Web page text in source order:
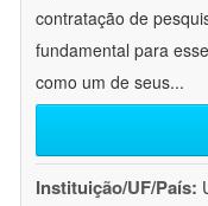
contratação de
fundamental para
como um de seus...
Instituição/UF/País: